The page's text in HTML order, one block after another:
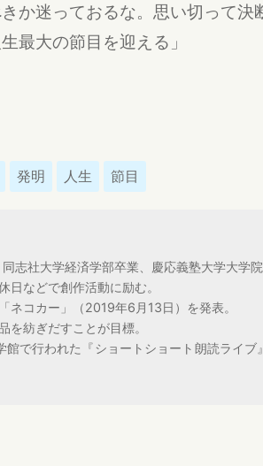
か迷っておるな。思い切って
最大の節目を迎える」
発明 人生 節目
志社大学経済学部卒業、慶応義塾大学大学
日などで創作活動に励む。
ネコカー」（2019年6月13日）を発表。
を紡ぎだすことが目標。
で行われた『ショートショート朗読ライ